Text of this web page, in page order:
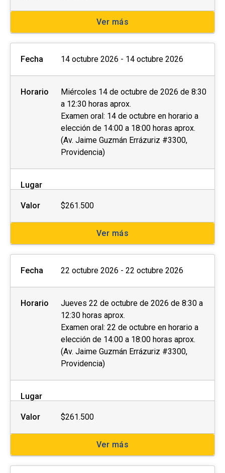
Ver más
Fecha 14 octubre 2026 - 14 octubre 2026
Horario
Miércoles 14 de octubre de 2026 de 8:30
a 12:30 horas aprox.
Examen oral: 14 de octubre en horario a
elección de 14:00 a 18:00 horas aprox.
(Av. Jaime Guzmán Errázuriz #3300,
Providencia)
Lugar
Valor $261.500
Ver más
Fecha 22 octubre 2026 - 22 octubre 2026
Horario
Jueves 22 de octubre de 2026 de 8:30 a
12:30 horas aprox.
Examen oral: 22 de octubre en horario a
elección de 14:00 a 18:00 horas aprox.
(Av. Jaime Guzmán Errázuriz #3300,
Providencia)
Lugar
Valor $261.500
Ver más